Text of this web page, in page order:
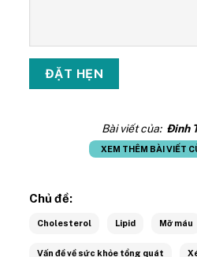
Bài viết của: Đinh
XEM THÊM BÀI VIẾT
Chủ đề:
Cholesterol Lipid Mỡ máu
Vấn đề về sức khỏe tổng quát